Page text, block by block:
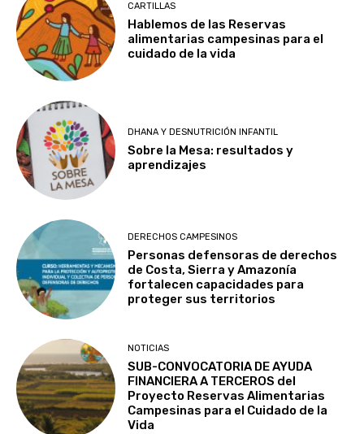
CARTILLAS
Hablemos de las Reservas
alimentarias campesinas para el
cuidado de la vida
DHANA Y DESNUTRICIÓN INFANTIL
Sobre la Mesa: resultados y
aprendizajes
DERECHOS CAMPESINOS
Personas defensoras de derechos
de Costa, Sierra y Amazonía
fortalecen capacidades para
proteger sus territorios
NOTICIAS
SUB-CONVOCATORIA DE AYUDA
FINANCIERA A TERCEROS del
Proyecto Reservas Alimentarias
Campesinas para el Cuidado de la
Vida